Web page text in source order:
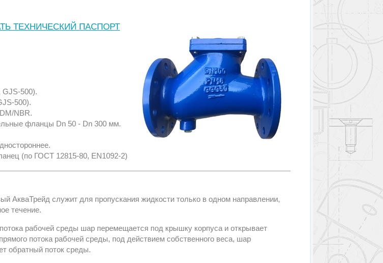
ТЕХНИЧЕСКИЙ ПАСПОРТ
GJS-500).
500).
NBR.
фланцы Dn 50 - Dn 300 мм.
(по ГОСТ 12815-80, EN1092-2)
АкваТрейд служит для пропускания жидкости только в одном направлении,
течение.
рабочей среды шар перемещается под крышку корпуса и открывает
потока рабочей среды, под действием собственного веса, шар
обратный поток среды.